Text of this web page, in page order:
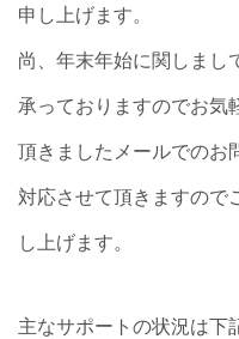
申し上げます。
尚、年末年始に関しまし
承っておりますのでお気
頂きましたメールでのお
対応させて頂きますので
し上げます。
主なサポートの状況は下